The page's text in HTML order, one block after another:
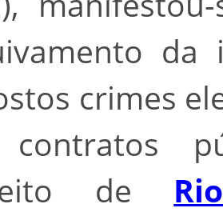
da
crimes
de